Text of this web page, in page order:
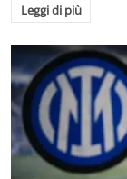
Leggi di più